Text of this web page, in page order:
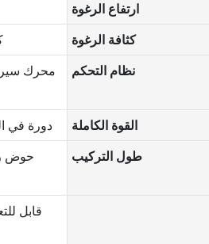
ارتفاع الرغوة
كثافة الرغوة
نظام التحكم
0-6000 دورة القوة الكاملة
حوض
طول التركيب